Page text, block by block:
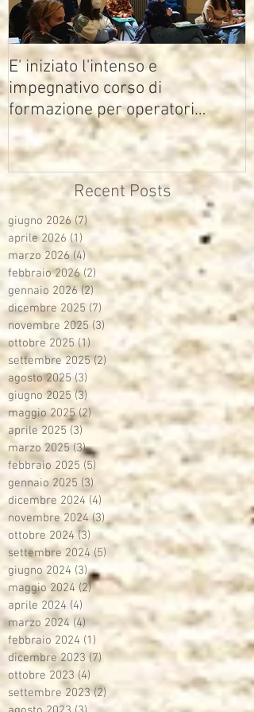
E' iniziato l'intenso e
impegnativo corso di
formazione per operatori
multimediali Avisco
Recent Posts
giugno 2026 (7)7 post
aprile 2026 (1)
marzo 2026 (4)4 post
febbraio 2026 (2) 2 post
gennaio 2026 (2)2 post
dicembre 2025 (7) 7 post
novembre 2025 (3)3 post
ottobre 2025 (1)
settembre 2025 (2) 2 post
agosto 2025 (3)
giugno 2025 (3) 3 post
maggio 2025 (2)2 post
aprile 2025 (3)3 post
marzo 2025 (3)3 post
febbraio 2025 (5) 5 post
gennaio 2025 (3) 3 post
dicembre 2024 (4) 4 post
novembre 2024 (3)3 post
ottobre 2024 (3) 3 post
settembre 2024 (5) 5 post
giugno 2024 (3)3 post
maggio 2024 (2)2 post
aprile 2024 (4)
marzo 2024 (4)4 post
febbraio 2024 (1) 1 post
dicembre 2023 (7) 7 post
ottobre 2023 (4)
settembre 2023 (2)